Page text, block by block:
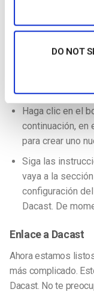
DO NOT
crear un canal en
sólo es necesario si
Acceda a su
Haga clic en el
continuación, en
para crear uno
Siga las
vaya a la
configuración
Dacast. De
Enlace a Dacast
Ahora estamos
más complicado.
Dacast. No te